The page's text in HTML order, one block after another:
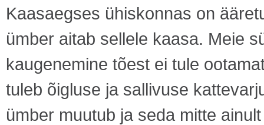
Kaasaegses ühiskonnas on
ümber aitab sellele kaasa. Meie
kaugenemine tõest ei tule
tuleb õigluse ja sallivuse
ümber muutub ja seda mitte